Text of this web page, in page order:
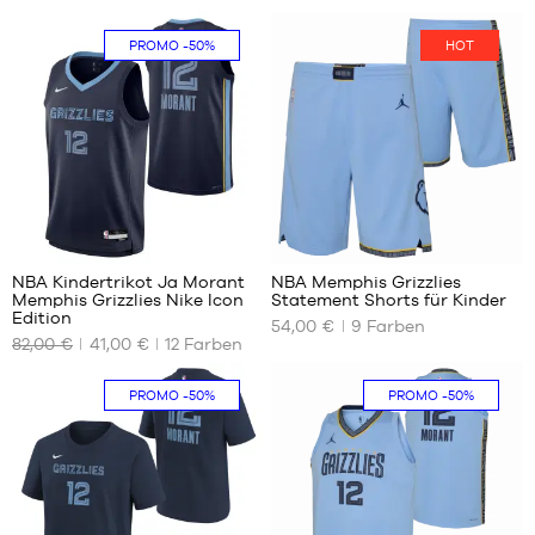
PROMO-50%
UNSERE
VERFÜGBAREN
GRÖSSEN
Kinder
– 1,25
m bis
1,35 m
M –
Kind
85
NBA Kindertrikot Ja Morant
Memphis Grizzlies Nike Icon
Edition
82,00 €
41,00 € 12 Farben
HOT
UNSERE
VERFÜGBAREN
Kinder
– 1,25
m bis
1,35 m
NBA Memphis Grizzlies
Statement Shorts für Kinder
54,00 €
9 Farben
PROMO-50% PROMO-50%